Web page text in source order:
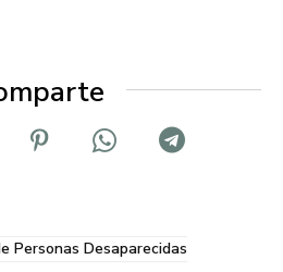
Personas Desaparecidas